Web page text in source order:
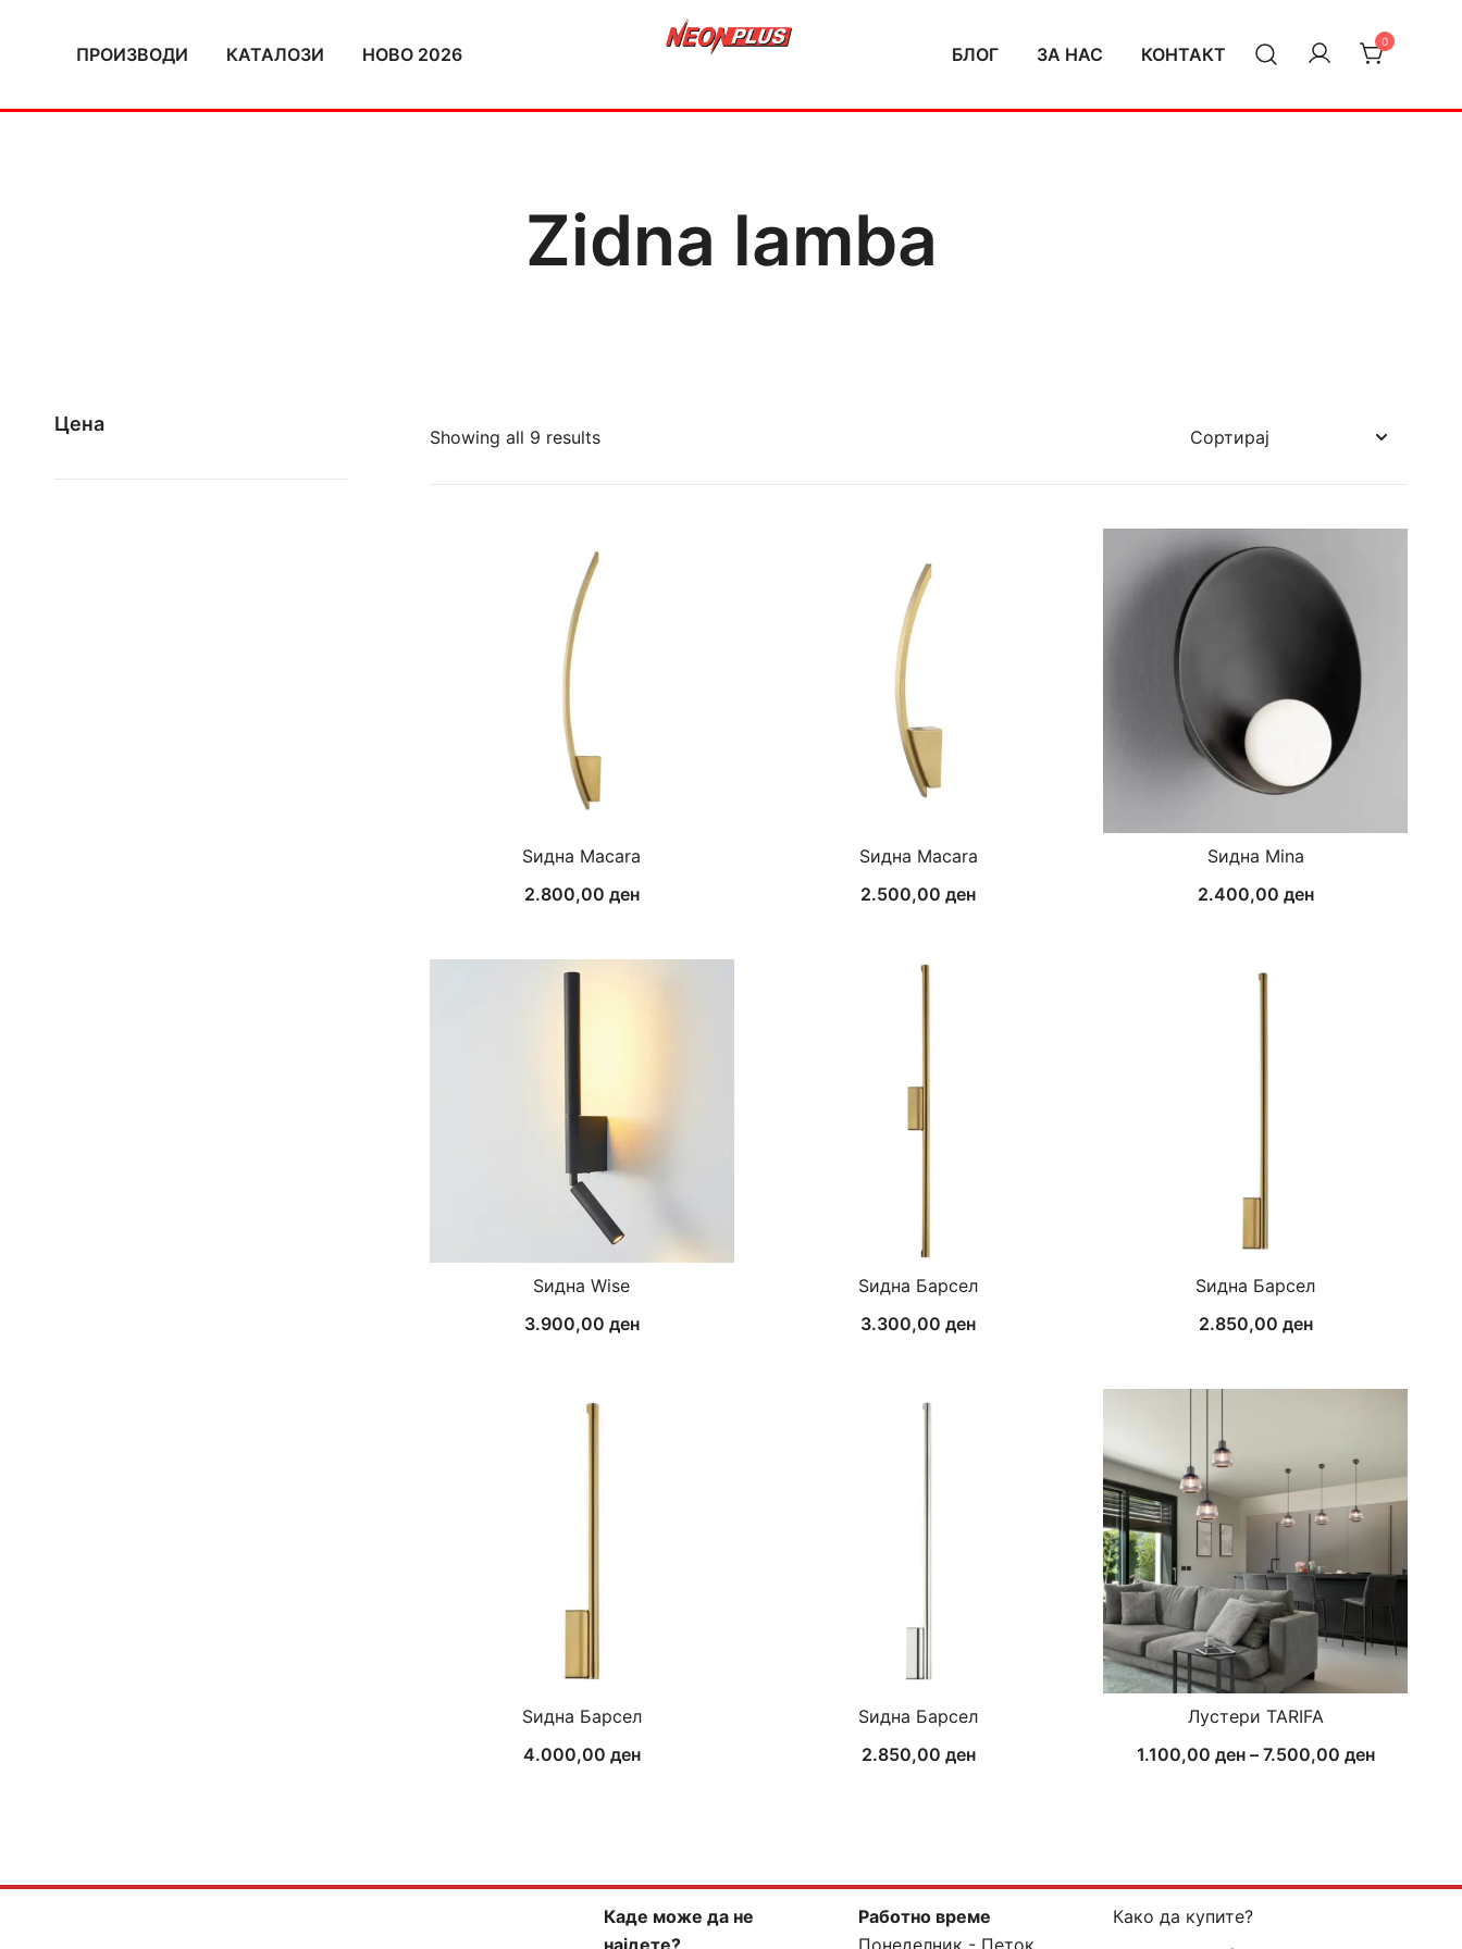
ПРОИЗВОДИ КАТАЛОЗИ НОВО 2026 БЛОГ ЗА НАС КОНТАКТ
0
Zidna lamba
Showing all 9 results
Ѕидна Macara
2.800,00 ден
Ѕидна Macara
2.500,00ден
Ѕидна Mina
2.400,00 ден
Ѕидна Wise
3.900,00 ден
Ѕидна Барсел
3.300,00ден
Ѕидна Барсел
2.850,00 ден
Ѕидна Барсел
4.000,00 ден
Ѕидна Барсел
2.850,00 ден
Лустери TARIFA
1.100,00 ден – 7.500,00 денPrice
Цена
Каде може да не
најдете?
Работно време
Понеделник - Петок
Како да купите?